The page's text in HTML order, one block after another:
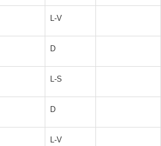
L-V
D
L-S
D
L-V